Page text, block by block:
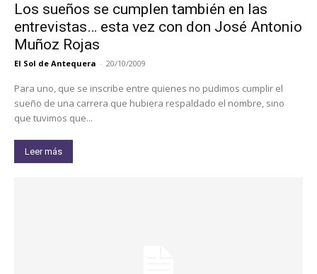
Los sueños se cumplen también en las
entrevistas… esta vez con don José Antonio
Muñoz Rojas
El Sol de Antequera - 20/10/2009
Para uno, que se inscribe entre quienes no pudimos cumplir el
sueño de una carrera que hubiera respaldado el nombre, sino
que tuvimos que...
Leer más